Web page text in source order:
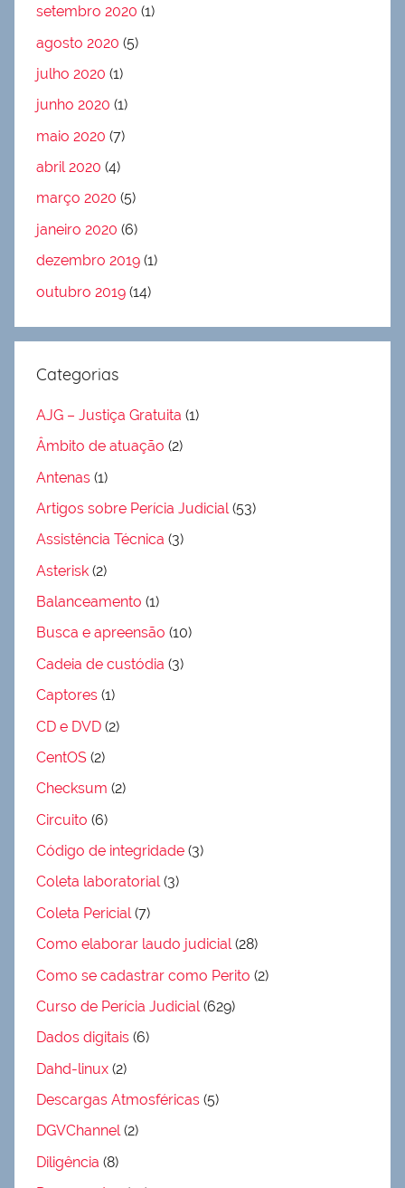
setembro 2020 (1)
agosto 2020 (5)
julho 2020 (1)
junho 2020 (1)
maio 2020 (7)
abril 2020 (4)
março 2020 (5)
janeiro 2020 (6)
dezembro 2019 (1)
outubro 2019 (14)
Categorias
AJG – Justiça Gratuita (1)
Âmbito de atuação (2)
Antenas (1)
Artigos sobre Perícia Judicial(53)
Assistência Técnica (3)
Asterisk (2)
Balanceamento (1)
Busca e apreensão (10)
Cadeia de custódia (3)
Captores (1)
CD e DVD (2)
CentOS (2)
Checksum (2)
Circuito (6)
Código de integridade (3)
Coleta laboratorial(3)
Coleta Pericial (7)
Como elaborar laudo judicial(28)
Como se cadastrar como Perito (2)
Curso de Perícia Judicial(629)
Dados digitais (6)
Dahd-linux (2)
Descargas Atmosféricas (5)
DGVChannel(2)
Diligência (8)